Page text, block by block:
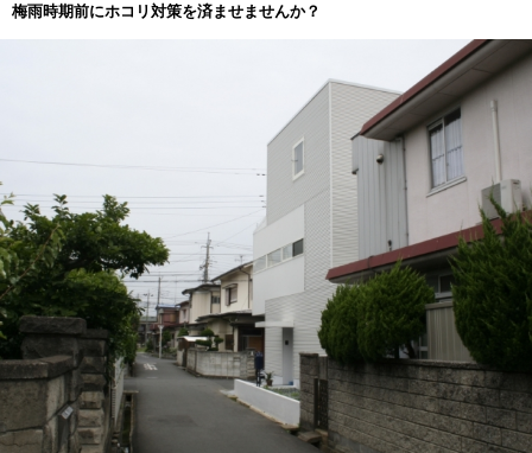
梅雨時期前にホコリ対策を済ませませんか？